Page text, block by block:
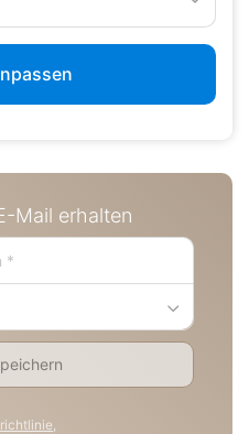
Mail erhalten
,